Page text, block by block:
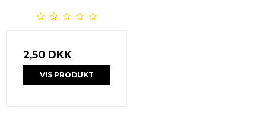
2,50 DKK
VIS PRODUKT